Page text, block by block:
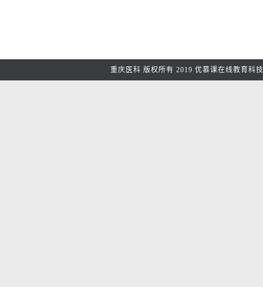
重庆医科 版权所有2019 优慕课在线教育科